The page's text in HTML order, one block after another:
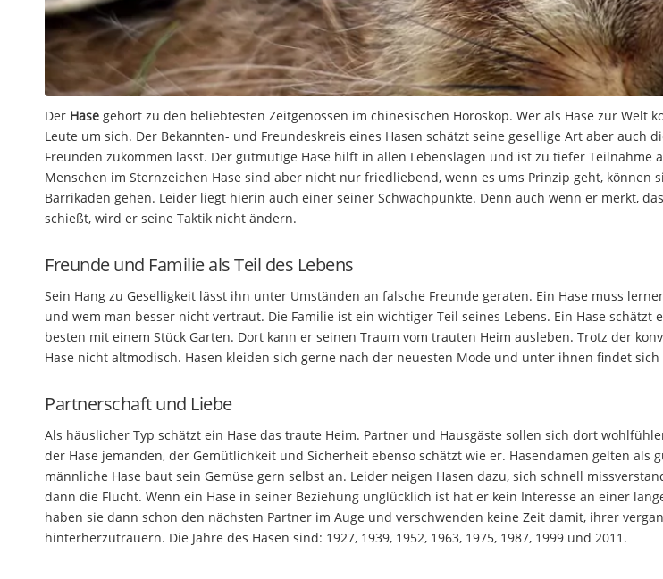
Der Hase gehört zu den beliebtesten Zeitgenossen im chinesischen Horoskop. Wer als Hase zur Welt
Leute um sich. Der Bekannten- und Freundeskreis eines Hasen schätzt seine gesellige Art aber auch
Freunden zukommen lässt. Der gutmütige Hase hilft in allen Lebenslagen und ist zu tiefer Teilnahme
Menschen im Sternzeichen Hase sind aber nicht nur friedliebend, wenn es ums Prinzip geht, können
Barrikaden gehen. Leider liegt hierin auch einer seiner Schwachpunkte. Denn auch wenn er merkt,
schießt, wird er seine Taktik nicht ändern.
Freunde und Familie als Teil des Lebens
Sein Hang zu Geselligkeit lässt ihn unter Umständen an falsche Freunde geraten. Ein Hase muss
und wem man besser nicht vertraut. Die Familie ist ein wichtiger Teil seines Lebens. Ein Hase schätzt
besten mit einem Stück Garten. Dort kann er seinen Traum vom trauten Heim ausleben. Trotz der
Hase nicht altmodisch. Hasen kleiden sich gerne nach der neuesten Mode und unter ihnen findet
Partnerschaft und Liebe
Als häuslicher Typ schätzt ein Hase das traute Heim. Partner und Hausgäste sollen sich dort
der Hase jemanden, der Gemütlichkeit und Sicherheit ebenso schätzt wie er. Hasendamen gelten als
männliche Hase baut sein Gemüse gern selbst an. Leider neigen Hasen dazu, sich schnell
dann die Flucht. Wenn ein Hase in seiner Beziehung unglücklich ist hat er kein Interesse an einer
haben sie dann schon den nächsten Partner im Auge und verschwenden keine Zeit damit, ihrer
hinterherzutrauern. Die Jahre des Hasen sind: 1927, 1939, 1952, 1963, 1975, 1987, 1999 und 2011.